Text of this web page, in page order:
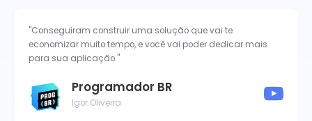
"Conseguiram construir uma solução que vai te
economizar muito tempo, e você vai poder dedicar mais
para sua aplicação."
Programador BR
Igor Oliveira